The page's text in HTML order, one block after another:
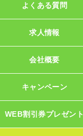
よくある質問
求人情報
会社概要
キャンペーン
WEB割引券プレゼント